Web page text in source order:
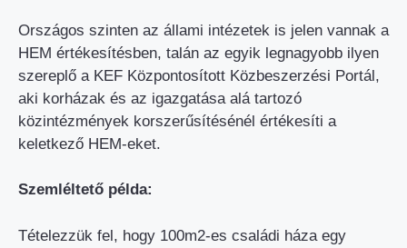
Országos szinten az állami intézetek is jelen vannak a
HEM értékesítésben, talán az egyik legnagyobb ilyen
szereplő a KEF Központosított Közbeszerzési Portál,
aki korházak és az igazgatása alá tartozó
közintézmények korszerűsítésénél értékesíti a
keletkező HEM-eket.
Szemléltető példa:
Tételezzük fel, hogy 100m2-es családi háza egy